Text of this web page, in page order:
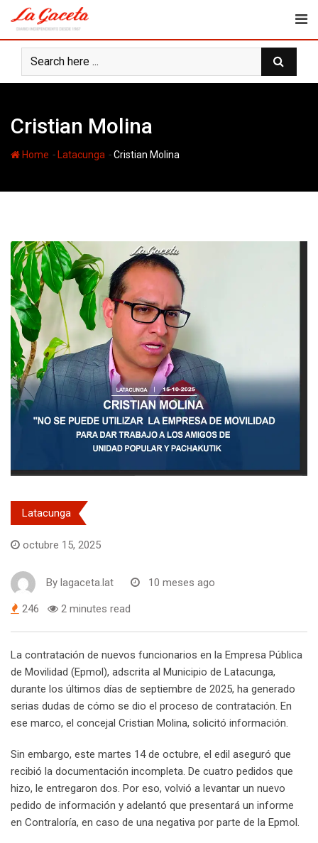
content
Cristian Molina
Home - Latacunga -Cristian Molina
Latacunga
octubre 15, 2025
By lagaceta.lat 10 meses ago
246 2 minutes read
La contratación de nuevos funcionarios en la Empresa Pública
de Movilidad (Epmol), adscrita al Municipio de Latacunga,
durante los últimos días de septiembre de 2025, ha generado
serias dudas de cómo se dio el proceso de contratación. En
ese marco, el concejal Cristian Molina, solicitó información.
Sin embargo, este martes 14 de octubre, el edil aseguró que
recibió la documentación incompleta. De cuatro pedidos que
hizo, le entregaron dos. Por eso, volvió a levantar un nuevo
pedido de información y adelantó que presentará un informe
en Contraloría, en caso de una negativa por parte de la Epmol.